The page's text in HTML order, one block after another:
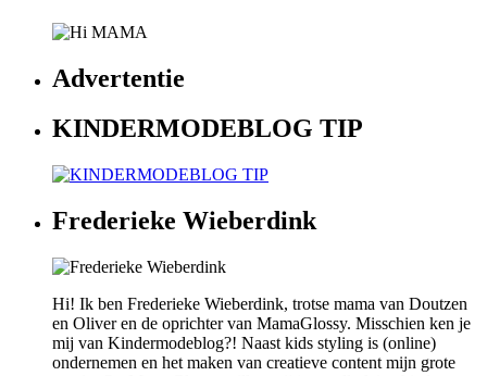
Advertentie
KINDERMODEBLOG TIP
Frederieke Wieberdink
Hi! Ik ben Frederieke Wieberdink, trotse mama van Doutzen
en Oliver en de oprichter van MamaGlossy. Misschien ken je
mij van Kindermodeblog?! Naast kids styling is (online)
ondernemen en het maken van creatieve content mijn grote